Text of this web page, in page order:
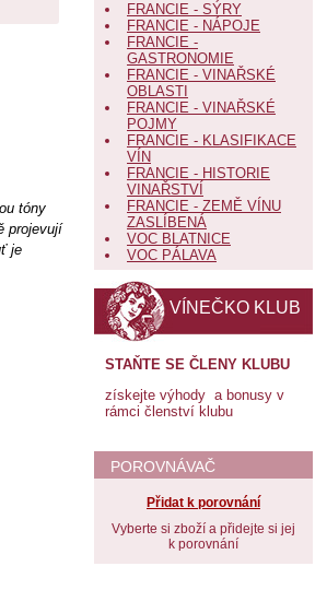
tóny
projevují
je
FRANCIE - SÝRY
FRANCIE - NÁPOJE
FRANCIE -
GASTRONOMIE
FRANCIE - VINAŘSKÉ
OBLASTI
FRANCIE - VINAŘSKÉ
POJMY
FRANCIE - KLASIFIKACE
VÍN
FRANCIE - HISTORIE
VINAŘSTVÍ
FRANCIE - ZEMĚ VÍNU
ZASLÍBENÁ
VOC BLATNICE
VOC PÁLAVA
VÍNEČKO KLUB
STAŇTE SE ČLENY KLUBU
získejte výhody a bonusy v
rámci členství klubu
POROVNÁVAČ
Přidat k porovnání
Vyberte si zboží a přidejte si jej
k porovnání